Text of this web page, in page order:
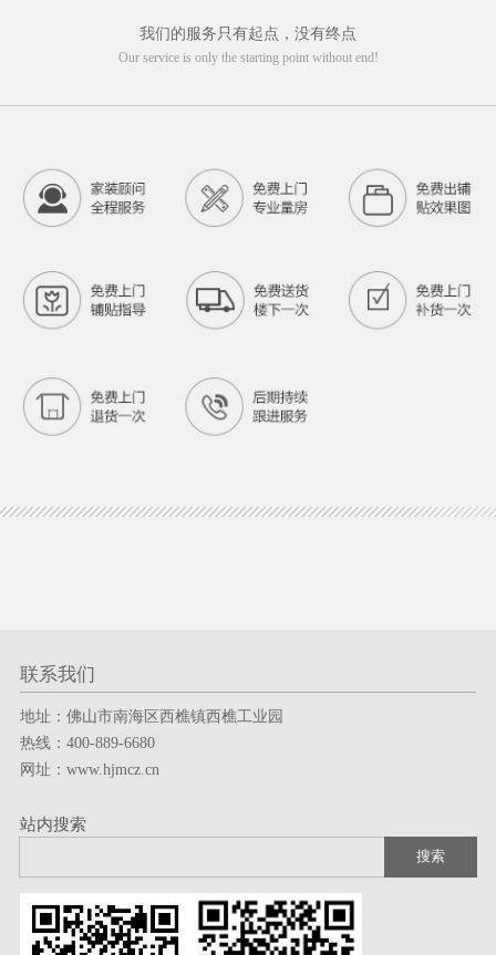
我们的服务只有起点，没有终点
Our service is only the starting point without end!
联系我们
地址：佛山市南海区西樵镇西樵工业园
热线：400-889-6680
网址：www.hjmcz.cn
站内搜索